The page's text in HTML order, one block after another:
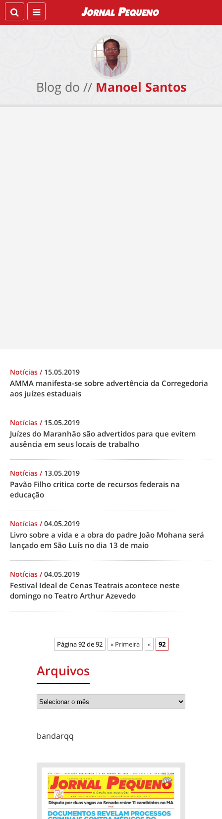
Blog do // Manoel Santos
Notícias / 15.05.2019
AMMA manifesta-se sobre advertência da Corregedoria
aos juízes estaduais
Notícias / 15.05.2019
Juízes do Maranhão são advertidos para que evitem
ausência em seus locais de trabalho
Notícias / 13.05.2019
Pavão Filho critica corte de recursos federais na
educação
Notícias /04.05.2019
Livro sobre a vida e a obra do padre João Mohana será
lançado em São Luís no dia 13 de maio
Notícias /04.05.2019
Festival Ideal de Cenas Teatrais acontece neste
domingo no Teatro Arthur Azevedo
Página 92 de 92 « Primeira « 92
Arquivos
bandarqq